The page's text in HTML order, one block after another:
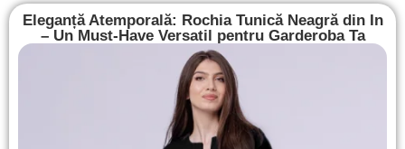
Eleganță Atemporală: Rochia Tunică Neagră din In
– Un Must-Have Versatil pentru Garderoba Ta